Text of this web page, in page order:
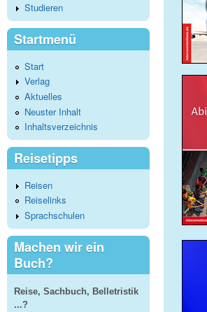
Studieren
Startmenü
Start
Verlag
Aktuelles
Neuster Inhalt
Inhaltsverzeichnis
Reisetipps
Reisen
Reiselinks
Sprachschulen
Machen wir ein
Buch?
Reise, Sachbuch, Belletristik
...?